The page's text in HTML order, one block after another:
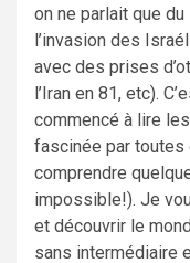
on ne parlait que
l’invasion des
avec des prises
l’Iran en 81, etc).
commencé à lire
fascinée par
comprendre
impossible!). Je
et découvrir le
sans intermédiaire